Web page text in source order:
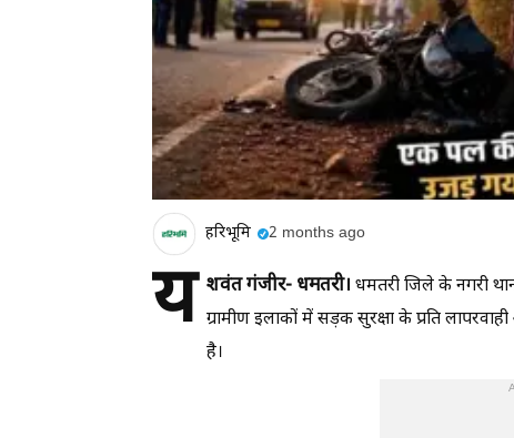
हरिभूमि 2 months ago
य शवंत गंजीर- धमतरी। धमतरी जिले के नगरी
ग्रामीण इलाकों में सड़क सुरक्षा के प्रति
है।